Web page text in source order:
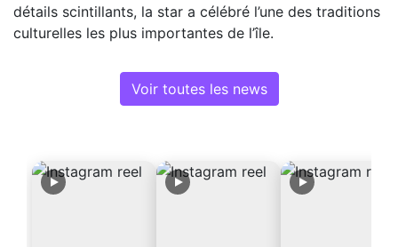
détails scintillants, la star a célébré l’une des traditions
culturelles les plus importantes de l’île.
Voir toutes les news